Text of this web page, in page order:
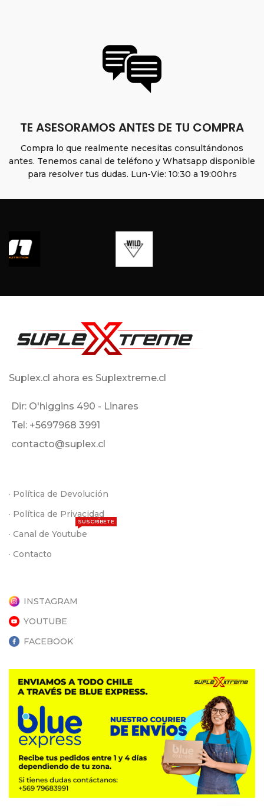
TE ASESORAMOS ANTES DE TU COMPRA
Compra lo que realmente necesitas consultándonos
antes. Tenemos canal de teléfono y Whatsapp disponible
para resolver tus dudas. Lun-Vie: 10:30 a 19:00hrs
Suplex.cl ahora es Suplextreme.cl
Dir: O'higgins 490 - Linares
Tel: +5697968 3991
contacto@suplex.cl
· Política de Devolución
· Política de Privacidad
· Canal de Youtube
SUSCRÍBETE
· Contacto
INSTAGRAM
YOUTUBE
FACEBOOK